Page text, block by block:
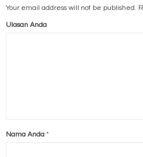
Your email address will not be published.
Ulasan Anda
Nama Anda *